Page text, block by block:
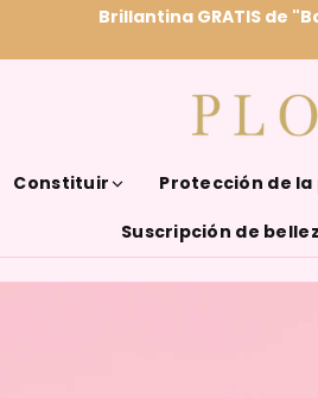
Brillantina GRATIS de
Constituir Protección de la
Suscripción de